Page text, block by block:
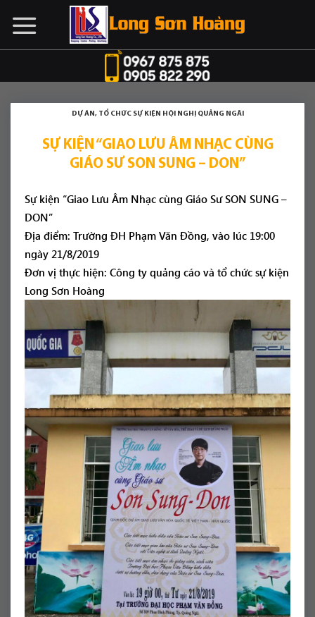
đến
DỰ ÁN, TỔ CHỨC SỰ KIỆN HỘI NGHỊ QUẢNG NGÃI
SỰ KIỆN “GIAO LƯU ÂM NHẠC CÙNG
GIÁO SƯ SON SUNG – DON”
Sự kiện “Giao Lưu Âm Nhạc cùng Giáo Sư SON SUNG –
DON”
Địa điểm: Trường ĐH Phạm Văn Đồng, vào lúc 19:00
ngày 21/8/2019
Đơn vị thực hiện: Công ty quảng cáo và tổ chức sự kiện
Long Sơn Hoàng